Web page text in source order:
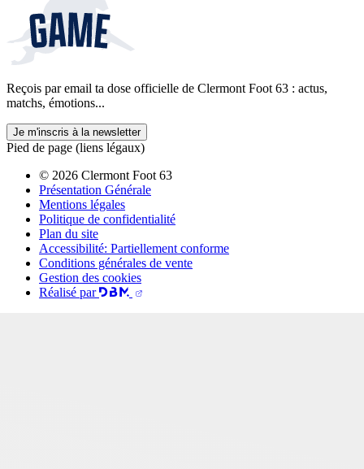
Reçois par email ta dose officielle de Clermont Foot 63 : actus,
matchs, émotions...
Je m'inscris à la newsletter
Pied de page (liens légaux)
© 2026 Clermont Foot 63
Présentation Générale
Mentions légales
Politique de confidentialité
Plan du site
Accessibilité: Partiellement conforme
Conditions générales de vente
Gestion des cookies
Réalisé par